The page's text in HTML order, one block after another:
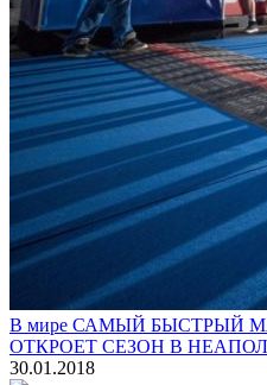
В мире САМЫЙ БЫСТРЫЙ
ОТКРОЕТ СЕЗОН В
30.01.2018